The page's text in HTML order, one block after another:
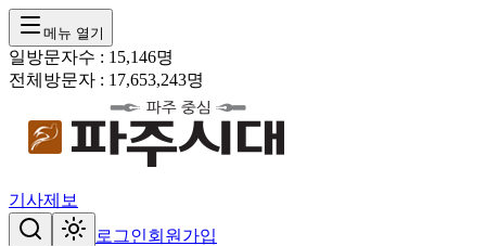
메뉴 열기
일방문자수 : 15,146명
전체방문자 : 17,653,243명
기사제보
로그인회원가입